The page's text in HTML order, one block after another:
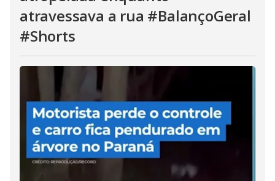
atravessava a rua #BalançoGeral
#Shorts